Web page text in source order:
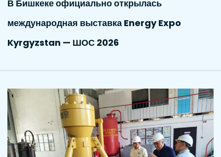
В Бишкеке официально открылась
международная выставка Energy Expo
Kyrgyzstan — ШОС 2026